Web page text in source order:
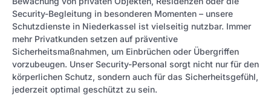
Security-Begleitung in besonderen Momenten – unsere
Schutzdienste in Niederkassel ist vielseitig nutzbar. Immer
mehr Privatkunden setzen auf präventive
Sicherheitsmaßnahmen, um Einbrüchen oder Übergriffen
vorzubeugen. Unser Security-Personal sorgt nicht nur für den
körperlichen Schutz, sondern auch für das Sicherheitsgefühl,
jederzeit optimal geschützt zu sein.